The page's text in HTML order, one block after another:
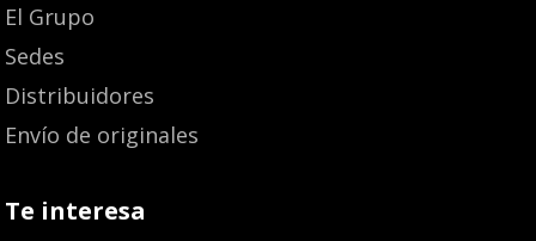
El Grupo
Sedes
Distribuidores
Envío de originales
Te interesa